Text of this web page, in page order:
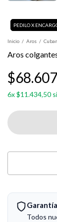
Inicio / Aros /
Aros
$68.607
6x$11.434,50
Todos